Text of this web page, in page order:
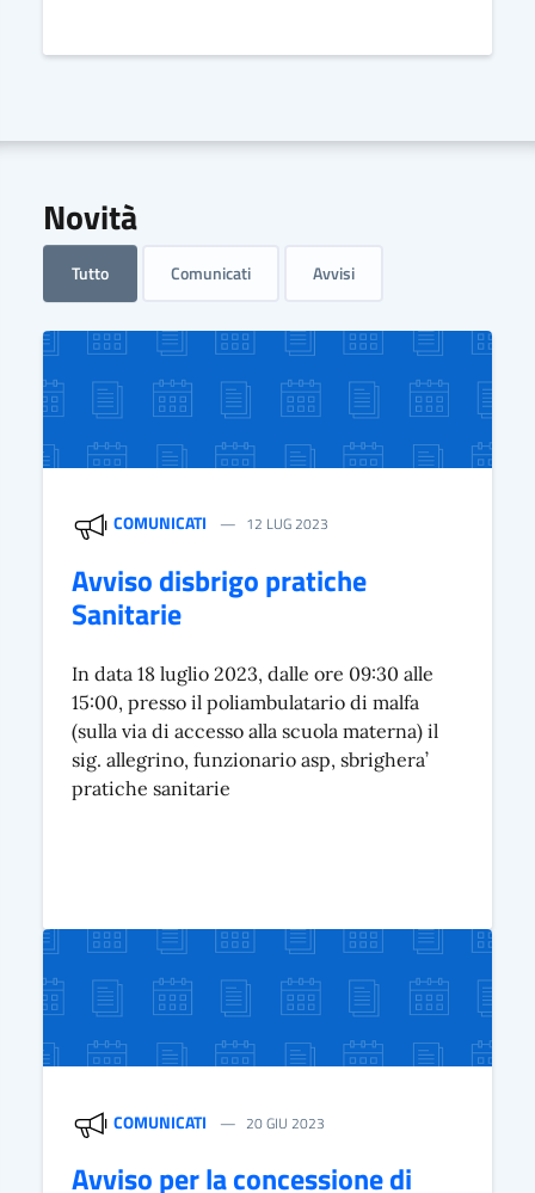
Novità
Tutto Comunicati Avvisi
COMUNICATI 12 LUG 2023
Avviso disbrigo pratiche
Sanitarie
In data 18 luglio 2023, dalle ore 09:30 alle
15:00, presso il poliambulatario di malfa
(sulla via di accesso alla scuola materna) il
sig. allegrino, funzionario asp, sbrighera’
pratiche sanitarie
COMUNICATI 20 GIU 2023
Avviso per la concessione di